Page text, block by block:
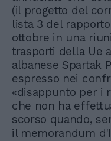
(il progetto del
lista 3 del
ottobre in una
trasporti della Ue
albanese Spartak
espresso nei
«disappunto per i
che non ha
scorso quando,
il memorandum